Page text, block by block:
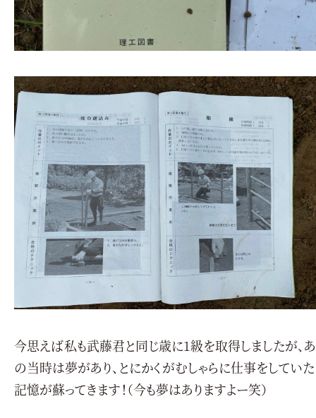
今思えば私も武藤君と同じ歳に1級を取得しましたが、あ
の当時は夢があり、とにかくがむしゃらに仕事をしていた
記憶が蘇ってきます！（今も夢はありますよー笑）